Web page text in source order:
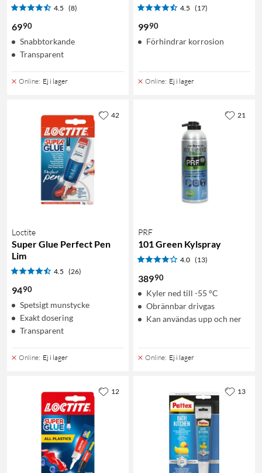
4.5 (8)
6990
Snabbtorkande
Transparent
Online: Ej i lager
4.5 (17)
9990
Förhindrar korrosion
Online: Ej i lager
Loctite
Super Glue Perfect Pen
Lim
4.5 (26)
9490
Spetsigt munstycke
Exakt dosering
Transparent
Online: Ej i lager
42
PRF
101 Green Kylspray
4.0 (13)
38990
Kyler ned till -55 °C
Obrännbar drivgas
Kan användas upp och ner
Online: Ej i lager
21
12 13